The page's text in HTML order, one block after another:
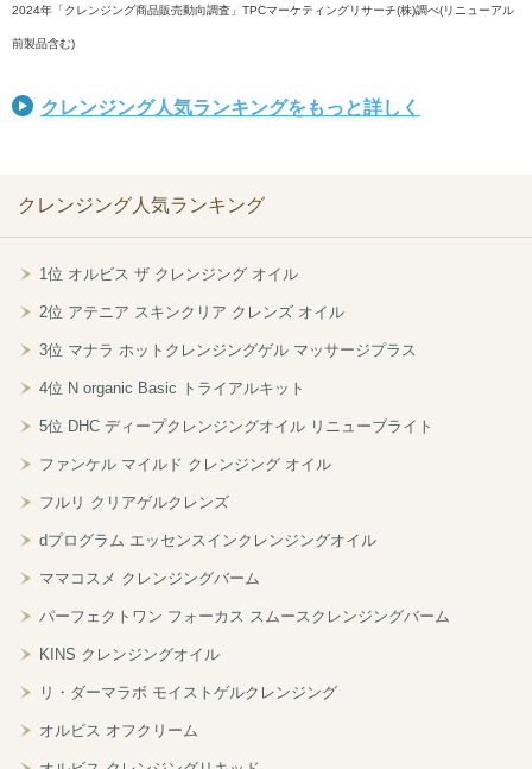
2024年「クレンジング商品販売動向調査」TPCマーケティングリサーチ(株)調べ(リニューアル
前製品含む)
クレンジング人気ランキングをもっと詳しく
クレンジング人気ランキング
1位 オルビス ザ クレンジング オイル
2位 アテニア スキンクリア クレンズ オイル
3位 マナラ ホットクレンジングゲル マッサージプラス
4位 N organic Basic トライアルキット
5位 DHC ディープクレンジングオイル リニューブライト
ファンケル マイルド クレンジング オイル
フルリ クリアゲルクレンズ
dプログラム エッセンスインクレンジングオイル
ママコスメ クレンジングバーム
パーフェクトワン フォーカス スムースクレンジングバーム
KINS クレンジングオイル
リ・ダーマラボ モイストゲルクレンジング
オルビス オフクリーム